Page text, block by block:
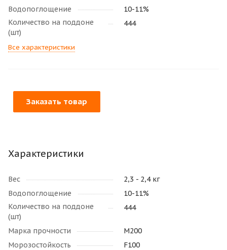
Водопоглощение
10-11%
Количество на поддоне
(шт)
444
Все характеристики
Заказать товар
Характеристики
Вес
2,3 - 2,4 кг
Водопоглощение
10-11%
Количество на поддоне
(шт)
444
Марка прочности
М200
Морозостойкость
F100